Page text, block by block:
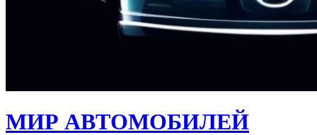
МИР АВТОМОБИЛЕЙ